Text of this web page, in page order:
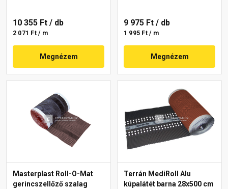
10 355 Ft / db
2 071 Ft / m
Megnézem
9 975 Ft / db
1 995 Ft / m
Megnézem
Masterplast Roll-O-Mat
gerincszellőző szalag
Terrán MediRoll Alu
kúpalátét barna 28x500 cm